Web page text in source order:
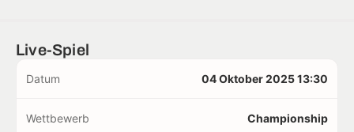
Live-Spiel
Datum 04 Oktober 2025 13:30
Wettbewerb Championship